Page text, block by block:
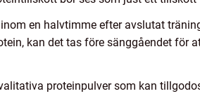
en halvtimme efter avslutat
kan det tas före sänggåendet för
proteinpulver som kan